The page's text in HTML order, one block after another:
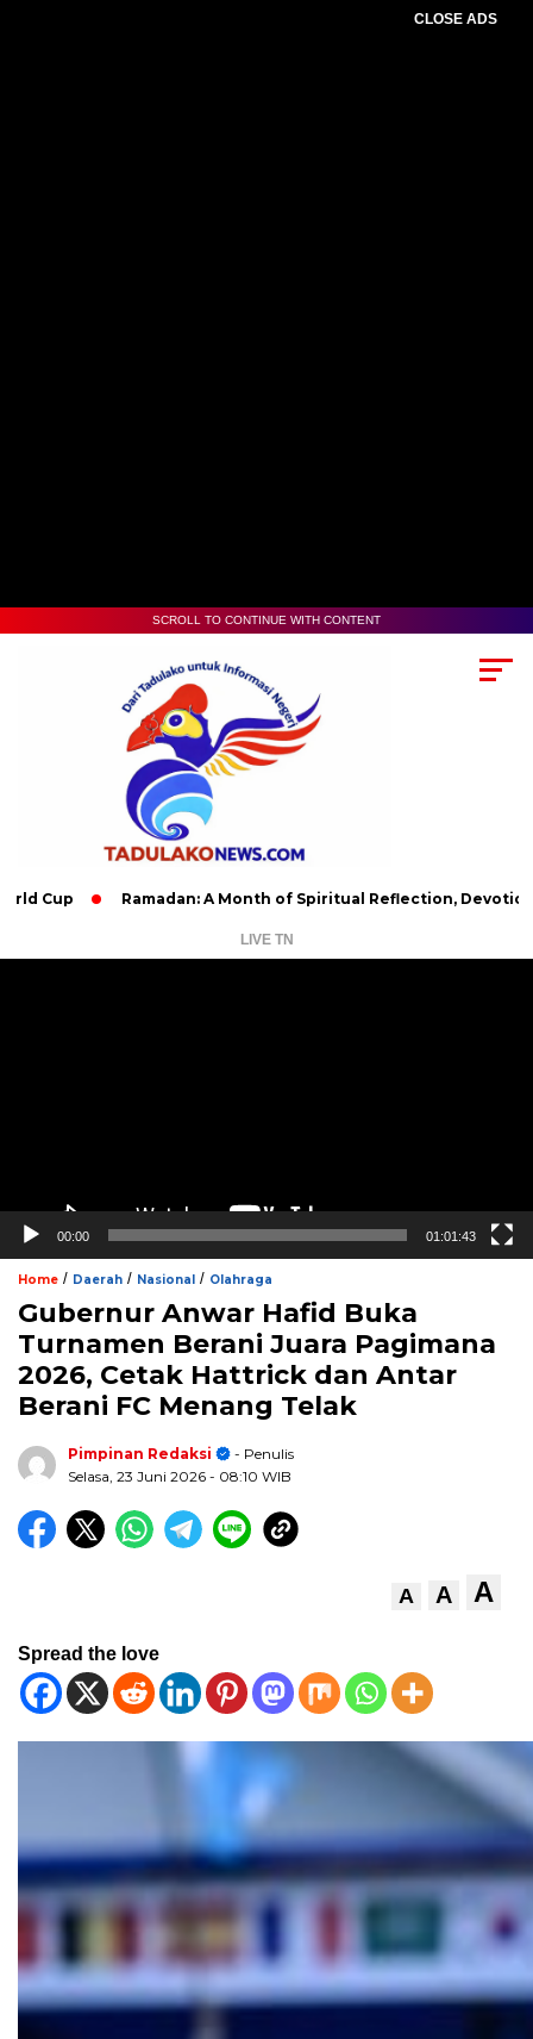
CLOSE ADS
SCROLL TO CONTINUE WITH CONTENT
Ramadan: A Month of Spiritual Reflection, Devotion, and
LIVE TN
00:00 01:01:43
Home / Daerah / Nasional / Olahraga
Gubernur Anwar Hafid Buka
Turnamen Berani Juara Pagimana
2026, Cetak Hattrick dan Antar
Berani FC Menang Telak
Pimpinan Redaksi
- Penulis
Selasa, 23 Juni 2026 - 08:10 WIB
A A A
Spread the love